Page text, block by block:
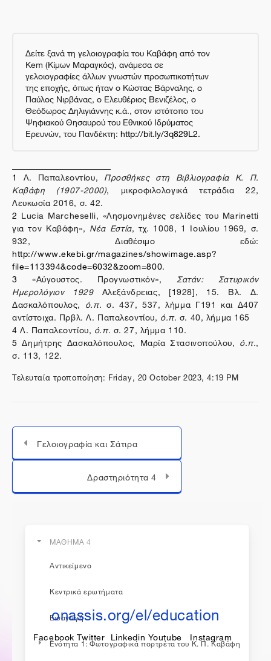
Δείτε ξανά τη γελοιογραφία του Καβάφη από τον
Kem (Κίμων Μαραγκός), ανάμεσα σε
γελοιογραφίες άλλων γνωστών προσωπικοτήτων
της εποχής, όπως ήταν ο Κώστας Βάρναλης, ο
Παύλος Νιρβάνας, ο Ελευθέριος Βενιζέλος, ο
Θεόδωρος Δηλιγιάννης κ.ά., στον ιστότοπο του
Ψηφιακού Θησαυρού του Εθνικού Ιδρύματος
Ερευνών, του Πανδέκτη:http://bit.ly/3q829L2.
1 Λ. Παπαλεοντίου, Προσθήκες στη Βιβλιογραφία Κ. Π.
Καβάφη (1907-2000), μικροφιλολογικά τετράδια 22,
Λευκωσία 2016, σ. 42.
2 Lucia Marcheselli, «Λησμονημένες σελίδες του Μarinetti
για τον Καβάφη», Νέα Εστία, τχ. 1008, 1 Ιουλίου 1969, σ.
932, Διαθέσιμο εδώ:
http://www.ekebi.gr/magazines/showimage.asp?
file=113394&code=6032&zoom=800.
3 «Αύγουστος. Προγνωστικόν»,Σατάν: Σατυρικόν
Ημερολόγιον 1929Αλεξάνδρειας, [1928], 15. Βλ. Δ.
Δασκαλόπουλος, ό.π. σ. 437, 537, λήμμα Γ191 και Δ407
αντίστοιχα. Πρβλ. Λ. Παπαλεοντίου, ό.π. σ. 40, λήμμα 165
4Λ. Παπαλεοντίου, ό.π. σ. 27, λήμμα 110.
5 Δημήτρης Δασκαλόπουλος, Μαρία Στασινοπούλου, ό.π.,
σ. 113, 122.
Τελευταία τροποποίηση: Friday, 20 October 2023, 4:19 PM
Γελοιογραφία και Σάτιρα
Μεταπήδηση σε...
Δραστηριότητα 4
ΜΑΘΗΜΑ 4
Αντικείμενο
Κεντρικά ερωτήματα
Εισαγωγή
Ενότητα 1: Φωτογραφικά πορτρέτα του Κ. Π. Καβάφη
η εκπαίδευση συνεχίζεται...
onassis.org/el/education
Facebook Twitter Linkedin Youtube Instagram